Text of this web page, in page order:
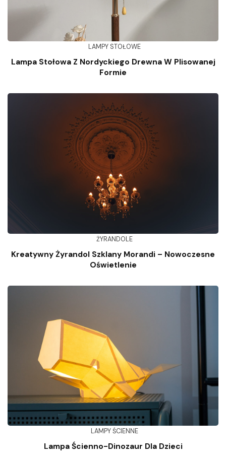
LAMPY STOŁOWE
Lampa Stołowa Z Nordyckiego Drewna W Plisowanej
Formie
ŻYRANDOLE
Kreatywny Żyrandol Szklany Morandi – Nowoczesne
Oświetlenie
LAMPY ŚCIENNE
Lampa Ścienno-Dinozaur Dla Dzieci